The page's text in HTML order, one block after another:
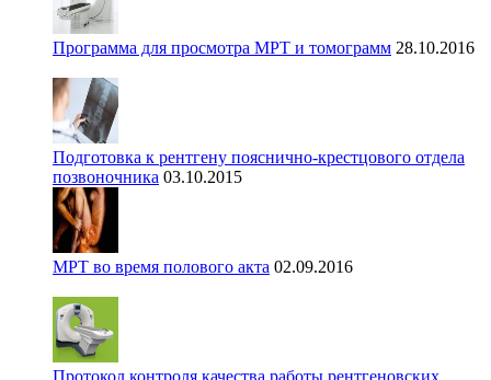
Программа для просмотра МРТ и томограмм 28.10.2016
Подготовка к рентгену пояснично-крестцового отдела
позвоночника 03.10.2015
МРТ во время полового акта 02.09.2016